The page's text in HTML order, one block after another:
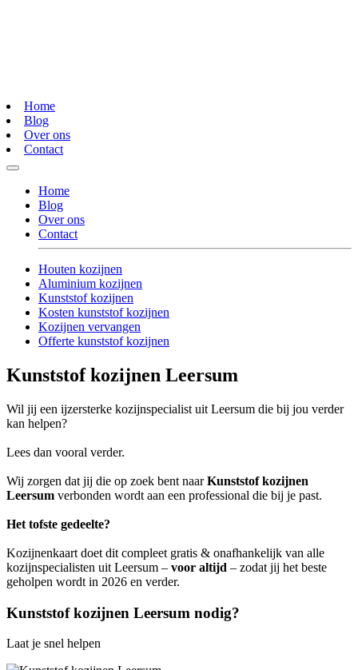
Home
Blog
Over ons
Contact
Home
Blog
Over ons
Contact
Houten kozijnen
Aluminium kozijnen
Kunststof kozijnen
Kosten kunststof kozijnen
Kozijnen vervangen
Offerte kunststof kozijnen
Kunststof kozijnen Leersum
Wil jij een ijzersterke kozijnspecialist uit Leersum die bij jou verder
kan helpen?
Lees dan vooral verder.
Wij zorgen dat jij die op zoek bent naarKunststof kozijnen
Leersum verbonden wordt aan een professional die bij je past.
Het tofste gedeelte?
Kozijnenkaart doet dit compleet gratis & onafhankelijk van alle
kozijnspecialisten uit Leersum – voor altijd – zodat jij het beste
geholpen wordt in 2026 en verder.
Kunststof kozijnen Leersum nodig?
Laat je snel helpen